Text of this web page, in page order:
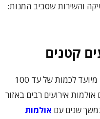
והשירות שסביב המנות:
קטנים
החברה שלכם קטנה יחסית? האירוע מיועד לכמות של עד 100
אירועים רבים באזור
שנים עם אולמות